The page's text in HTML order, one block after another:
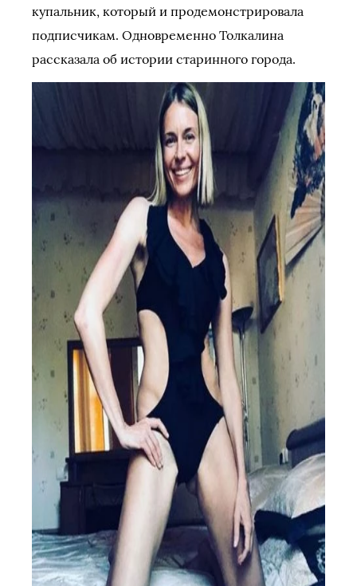
купальник, который и продемонстрировала
подписчикам. Одновременно Толкалина
рассказала об истории старинного города.